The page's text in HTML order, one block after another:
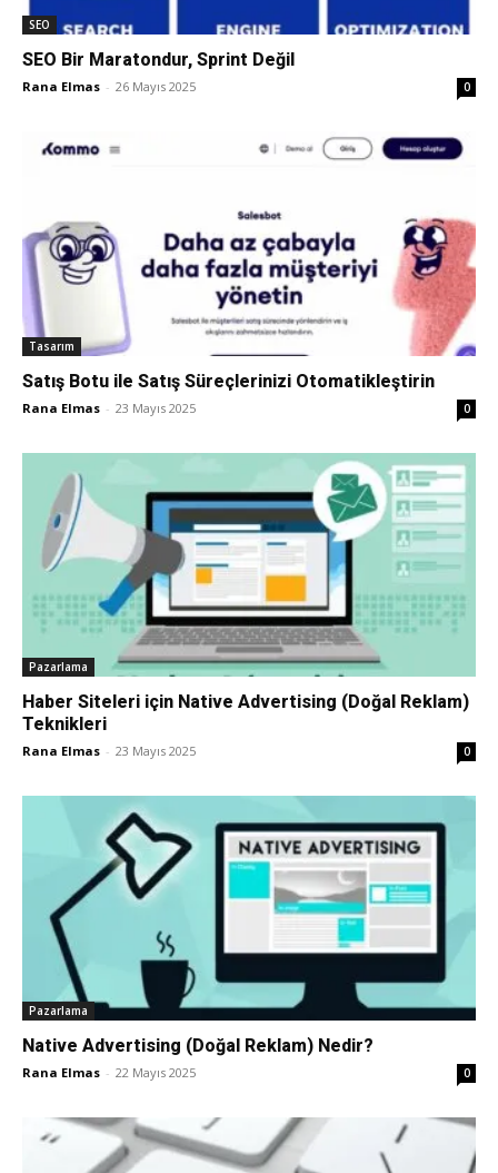
SEO
SEO Bir Maratondur, Sprint Değil
Rana Elmas - 26 Mayıs 2025 0
Tasarım
Satış Botu ile Satış Süreçlerinizi Otomatikleştirin
Rana Elmas - 23 Mayıs 2025 0
Pazarlama
Haber Siteleri için Native Advertising (Doğal Reklam)
Teknikleri
Rana Elmas - 23 Mayıs 2025 0
Pazarlama
Native Advertising (Doğal Reklam) Nedir?
Rana Elmas - 22 Mayıs 2025 0